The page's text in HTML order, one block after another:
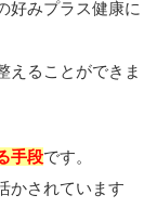
好みプラス健康に
えることができま
手段です。
かされています